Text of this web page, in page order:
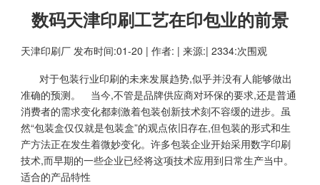
数码天津印刷工艺在印包业的前景
天津印刷厂 发布时间:01-20 | 作者: | 来源:| 2334:次围观
对于包装行业印刷的未来发展趋势,似乎并没有人能够做出
准确的预测。 当今,不管是品牌供应商对环保的要求,还是普通
消费者的需求变化都刺激着包装创新技术刻不容缓的进步。虽
然“包装盒仅仅就是包装盒”的观点依旧存在,但包装的形式和生
产方法正在发生着微妙变化。许多包装企业开始采用数字印刷
技术,而早期的一些企业已经将这项技术应用到日常生产当中。
适合的产品特性